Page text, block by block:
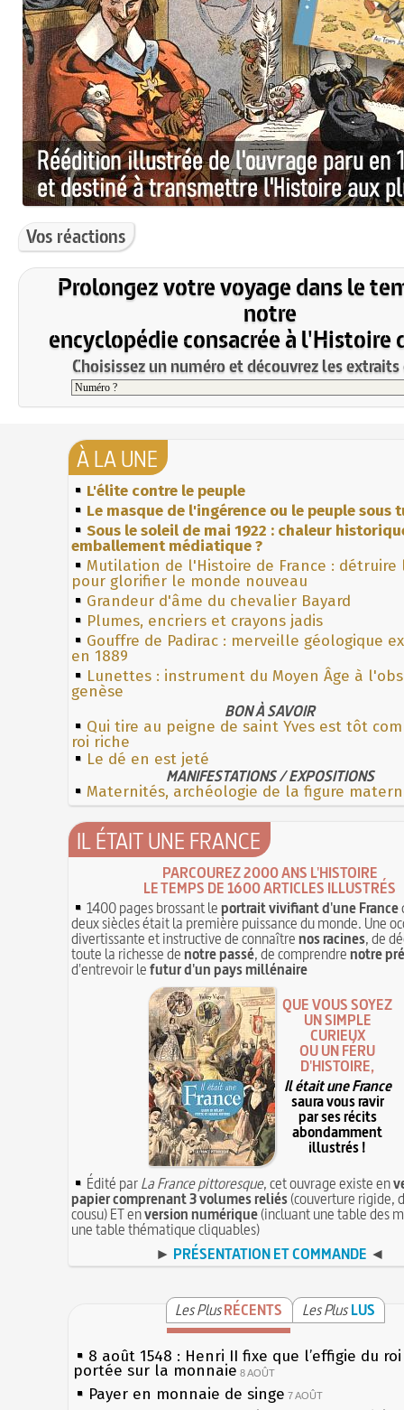
Vos réactions
Prolongez votre voyage dans le
notre
encyclopédie consacrée à l'Histoire
Choisissez un numéro et découvrez les
À LA UNE
L'élite contre le peuple
Le masque de l'ingérence ou le peuple sous
Sous le soleil de mai 1922 : chaleur
emballement médiatique ?
Mutilation de l'Histoire de France : détruire
pour glorifier le monde nouveau
Grandeur d'âme du chevalier Bayard
Plumes, encriers et crayons jadis
Gouffre de Padirac : merveille géologique
en 1889
Lunettes : instrument du Moyen Âge à
genèse
BON À SAVOIR
Qui tire au peigne de saint Yves est tôt
roi riche
Le dé en est jeté
MANIFESTATIONS / EXPOSITIONS
Maternités, archéologie de la figure
IL ÉTAIT UNE FRANCE
PARCOUREZ 2000 ANS L'HISTOIRE
LE TEMPS DE 1600 ARTICLES ILLUSTRÉS
1400 pages brossant leportrait vivifiant d'une France
deux siècles était la première puissance du monde. Une
divertissante et instructive de connaîtrenos racines, de
toute la richesse denotre passé, de comprendrenotre
d'entrevoir lefutur d'un pays millénaire
QUE VOUS SOYEZ
UN SIMPLE
CURIEUX
OU UN FÉRU
D'HISTOIRE,
Il était une France
saura vous ravir
par ses récits
abondamment
illustrés !
Édité parLa France pittoresque, cet ouvrage existe en
papier comprenant 3 volumes reliés(couverture rigide,
cousu) ET enversion numérique(incluant une table des
une table thématique cliquables)
► PRÉSENTATION ET COMMANDE ◄
Les PlusRÉCENTS Les Plus LUS
8 août 1548 : Henri II fixe que l’effigie du
portée sur la monnaie 8 AOÛT
Payer en monnaie de singe 7 AOÛT